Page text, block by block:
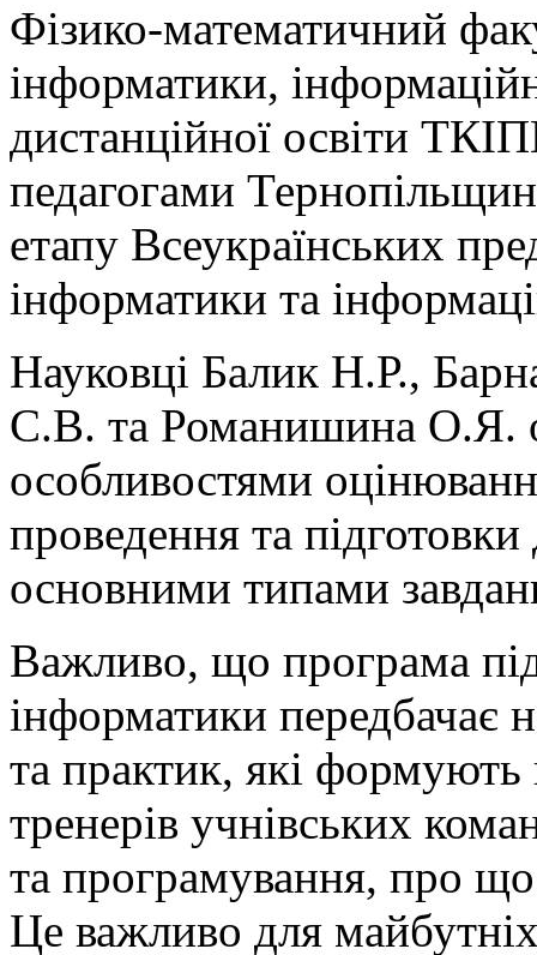
Фізико-математичний
інформатики,
дистанційної освіти
педагогами
етапу Всеукраїнських
інформатики та
Науковці Балик Н.Р.,
С.В. та Романишина О.Я.
особливостями
проведення та
основними типами
Важливо, що програма
інформатики передбачає
та практик, які формують
тренерів учнівських
та програмування, про
Це важливо для майбутніх